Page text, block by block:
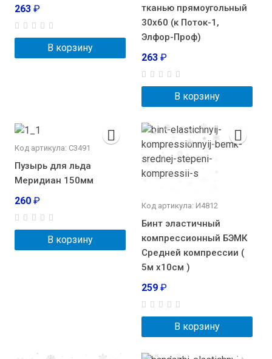
263 ₽
В корзину
тканью прямоугольный
30х60 (к Поток-1,
Элфор-Проф)
263 ₽
В корзину
Код артикула: С3491
Пузырь для льда
Меридиан 150мм
260 ₽
В корзину
Код артикула: И4812
Бинт эластичный
компрессионный БЭМК
Средней компрессии (
5м х10см )
259 ₽
В корзину